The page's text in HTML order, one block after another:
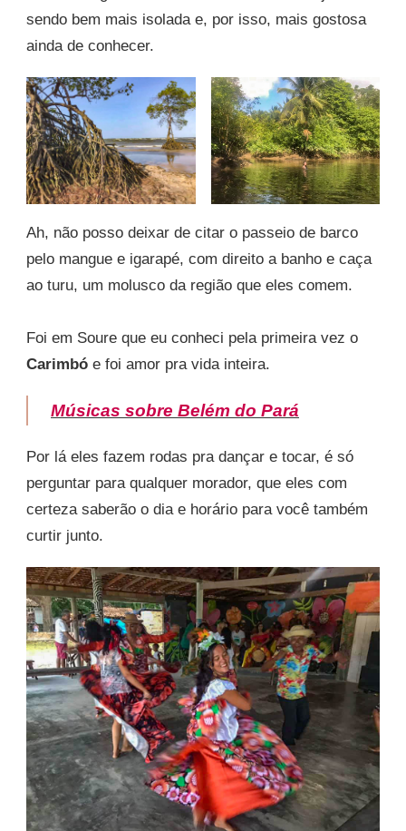
sendo bem mais isolada e, por isso, mais gostosa
ainda de conhecer.
Ah, não posso deixar de citar o passeio de barco
pelo mangue e igarapé, com direito a banho e caça
ao turu, um molusco da região que eles comem.
Foi em Soure que eu conheci pela primeira vez o
Carimbó e foi amor pra vida inteira.
Músicas sobre Belém do Pará
Por lá eles fazem rodas pra dançar e tocar, é só
perguntar para qualquer morador, que eles com
certeza saberão o dia e horário para você também
curtir junto.